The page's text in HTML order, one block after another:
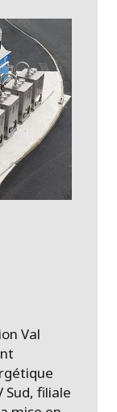
Val
Sud, filiale